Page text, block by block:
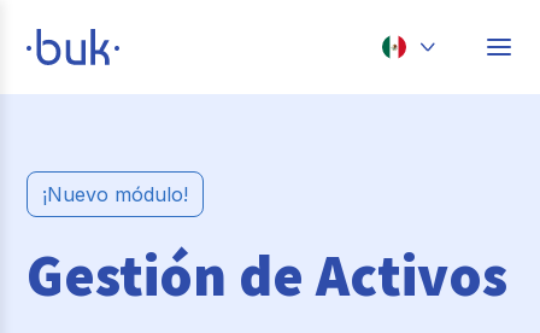
México
Brasil
¡Nuevo módulo!
Gestión de Activos